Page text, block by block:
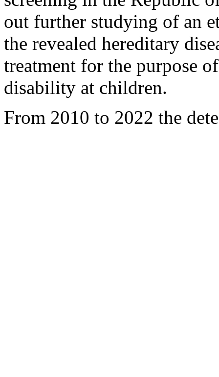
out further studying of an
the revealed hereditary
treatment for the purpose
disability at children.
From 2010 to 2022 the